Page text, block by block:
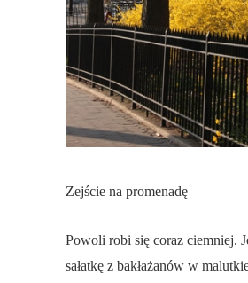
Zejście na promenadę
Powoli robi się coraz ciemniej.
sałatkę z bakłażanów w